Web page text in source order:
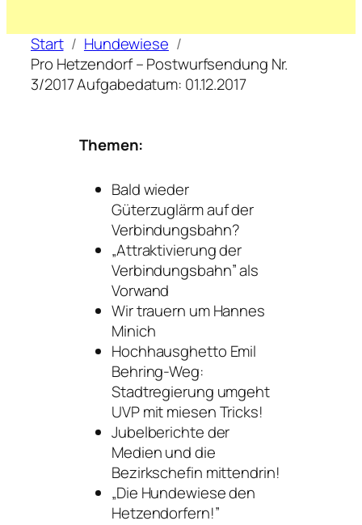
Start
Hundewiese
Pro Hetzendorf – Postwurfsendung Nr.
3/2017 Aufgabedatum: 01.12.2017
Themen:
Bald wieder
Güterzuglärm auf der
Verbindungsbahn?
„Attraktivierung der
Verbindungsbahn” als
Vorwand
Wir trauern um Hannes
Minich
Hochhausghetto Emil
Behring-Weg:
Stadtregierung umgeht
UVP mit miesen Tricks!
Jubelberichte der
Medien und die
Bezirkschefin mittendrin!
„Die Hundewiese den
Hetzendorfern!”